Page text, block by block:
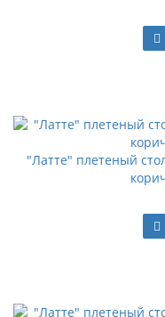
"Латте" плетеный